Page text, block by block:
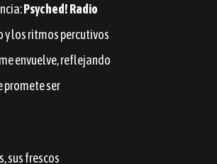
Psyched! Radio
y los ritmos percutivos
envuelve, reflejando
promete ser
sus frescos